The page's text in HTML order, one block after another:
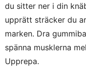
du sitter ner i din
upprätt sträcker du
marken. Dra
spänna musklerna
Upprepa.